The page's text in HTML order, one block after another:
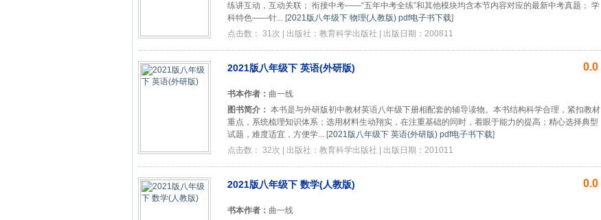
练讲互动，互动关联； 衔接中考——“五年中考全练”和其他模块均含本节内容对应的最新中考真题； 学
科特色——针... [2021版八年级下 物理(人教版) pdf电子书下载]
点击数： 31次 | 出版社：教育科学出版社 | 出版日期：200811
2021版八年级下 英语(外研版) 0.0
书本作者： 曲一线
图书简介： 本书是与外研版初中教材英语八年级下册相配套的辅导读物。本书结构科学合理，紧扣教材
重点，系统梳理知识体系；选用材料生动翔实，在注重基础的同时，着眼于能力的提高；精心选择典型
试题，难度适宜，方便学... [2021版八年级下 英语(外研版) pdf电子书下载]
点击数： 32次 | 出版社：教育科学出版社 | 出版日期：201011
2021版八年级下 数学(人教版) 0.0
书本作者： 曲一线